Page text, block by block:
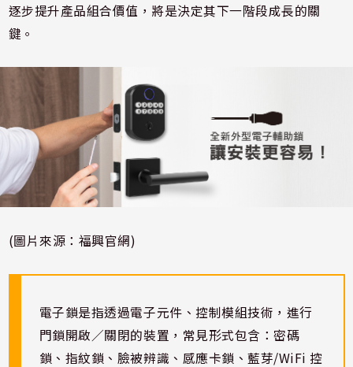
逐步提升產品組合價值，將是決定其下一階段成長的關
鍵。
(圖片來源：福興官網)
電子鎖是指透過電子元件、控制模組技術，進行
門鎖開啟／關閉的裝置，常見形式包含：密碼
鎖、指紋鎖、臉被辨識、感應卡鎖、藍芽/WiFi 控